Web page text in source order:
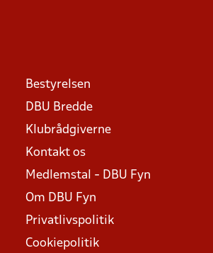
Bestyrelsen
DBU Bredde
Klubrådgiverne
Kontakt os
Medlemstal - DBU Fyn
Om DBU Fyn
Privatlivspolitik
Cookiepolitik